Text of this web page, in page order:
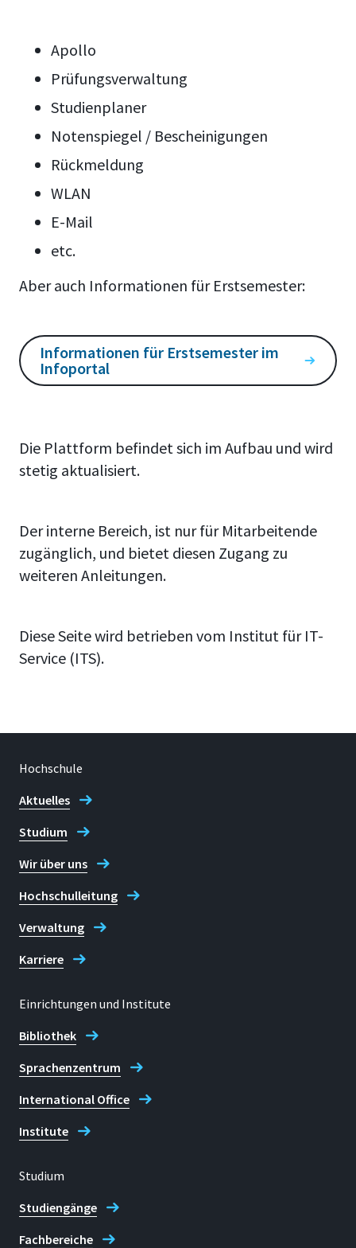
Apollo
Prüfungsverwaltung
Studienplaner
Notenspiegel / Bescheinigungen
Rückmeldung
WLAN
E-Mail
etc.
Aber auch Informationen für Erstsemester:
Informationen für Erstsemester im
Infoportal
Die Plattform befindet sich im Aufbau und wird
stetig aktualisiert.
Der interne Bereich, ist nur für Mitarbeitende
zugänglich, und bietet diesen Zugang zu
weiteren Anleitungen.
Diese Seite wird betrieben vom Institut für IT-
Service (ITS).
Hochschule
Aktuelles
Studium
Wir über uns
Hochschulleitung
Verwaltung
Karriere
Einrichtungen und Institute
Bibliothek
Sprachenzentrum
International Office
Institute
Studium
Studiengänge
Fachbereiche